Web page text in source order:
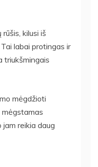
kilusi iš
labai protingas ir
triukšmingais
mėgdžioti
mėgstamas
reikia daug